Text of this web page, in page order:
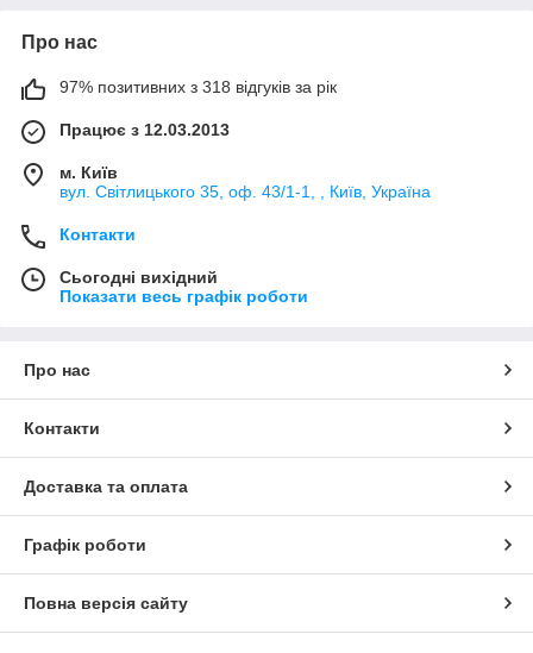
Про нас
97% позитивних з 318 відгуків за рік
Працює з 12.03.2013
м. Київ
вул. Світлицького 35, оф. 43/1-1, , Київ, Україна
Контакти
Сьогодні вихідний
Показати весь графік роботи
Про нас
Контакти
Доставка та оплата
Графік роботи
Повна версія сайту